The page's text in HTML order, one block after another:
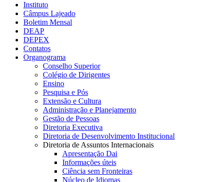
Instituto
Câmpus Lajeado
Boletim Mensal
DEAP
DEPEX
Contatos
Organograma
Conselho Superior
Colégio de Dirigentes
Ensino
Pesquisa e Pós
Extensão e Cultura
Administração e Planejamento
Gestão de Pessoas
Diretoria Executiva
Diretoria de Desenvolvimento Institucional
Diretoria de Assuntos Internacionais
Apresentação Dai
Informações úteis
Ciência sem Fronteiras
Núcleo de Idiomas